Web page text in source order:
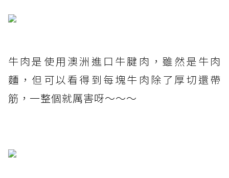
牛肉是使用澳洲進口牛腱肉，雖然是牛肉
麵，但可以看得到每塊牛肉除了厚切還帶
筋，一整個就厲害呀～～～